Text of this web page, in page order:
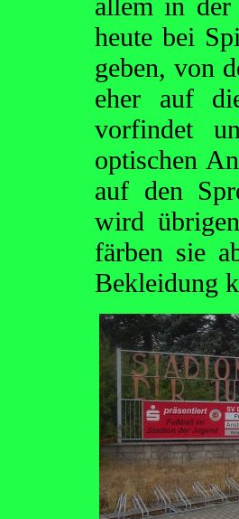
heute bei
geben, von
eher auf
vorfindet
optischen
auf den
wird
färben sie
Bekleidung